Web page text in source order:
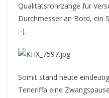
Qualitätsrohrzange für
Durchmesser an Bord, ein
:-).
Somit stand heute
Teneriffa eine